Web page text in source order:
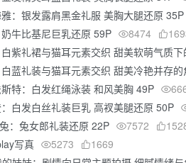
：银发露肩黑金礼服 美胸大腿还原 35P
牛比基尼巨乳还原 59P 8474
紫礼裙与猫耳元素交织 甜美软萌气质
蓝礼装与猫耳元素交织 甜美冷艳并存
特：白发红绳泳装 和风美胸 49P
白发白丝礼装巨乳 高衩美腿还原 50P
：兔女郎礼装还原 22P 7572
写真 5273
1669